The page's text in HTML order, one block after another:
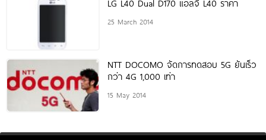
LG L40 Dual D170 แอลจี L40 ราคา
25 March 2014
NTT DOCOMO จัดการทดสอบ 5G ยันเร็ว
กว่า 4G 1,000 เท่า
15 May 2014